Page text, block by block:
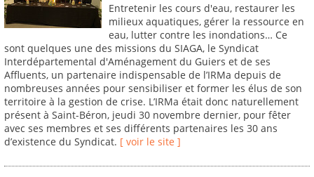
Entretenir les cours d'eau, restaurer les
milieux aquatiques, gérer la ressource en
eau, lutter contre les inondations… Ce
sont quelques une des missions du SIAGA, le Syndicat
Interdépartemental d'Aménagement du Guiers et de ses
Affluents, un partenaire indispensable de l’IRMa depuis de
nombreuses années pour sensibiliser et former les élus de son
territoire à la gestion de crise. L’IRMa était donc naturellement
présent à Saint-Béron, jeudi 30 novembre dernier, pour fêter
avec ses membres et ses différents partenaires les 30 ans
d’existence du Syndicat. [ voir le site ]